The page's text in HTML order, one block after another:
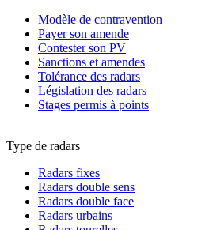
Modèle de contravention
Payer son amende
Contester son PV
Sanctions et amendes
Tolérance des radars
Législation des radars
Stages permis à points
Type de radars
Radars fixes
Radars double sens
Radars double face
Radars urbains